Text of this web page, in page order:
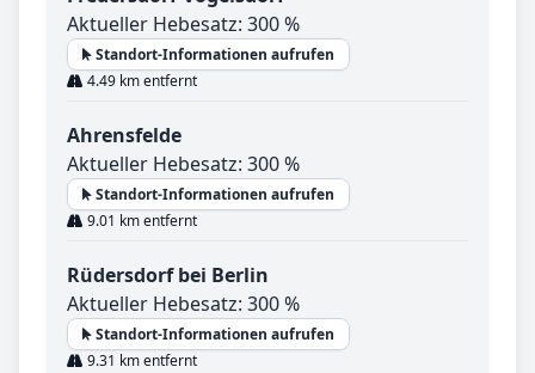
Aktueller Hebesatz: 300 %
Standort-Informationen aufrufen
4.49 km entfernt
Ahrensfelde
Aktueller Hebesatz: 300 %
Standort-Informationen aufrufen
9.01 km entfernt
Rüdersdorf bei Berlin
Aktueller Hebesatz: 300 %
Standort-Informationen aufrufen
9.31 km entfernt